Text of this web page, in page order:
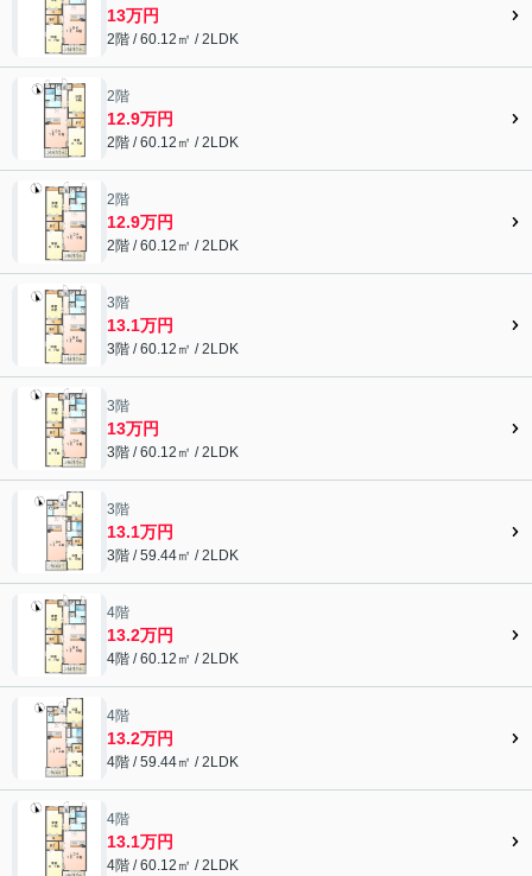
13万円
2階 / 60.12㎡ / 2LDK
2階
12.9万円
2階 / 60.12㎡ / 2LDK
2階
12.9万円
2階 / 60.12㎡ / 2LDK
3階
13.1万円
3階 / 60.12㎡ / 2LDK
3階
13万円
3階 / 60.12㎡ / 2LDK
3階
13.1万円
3階 / 59.44㎡ / 2LDK
4階
13.2万円
4階 / 60.12㎡ / 2LDK
4階
13.2万円
4階 / 59.44㎡ / 2LDK
4階
13.1万円
4階 / 60.12㎡ / 2LDK